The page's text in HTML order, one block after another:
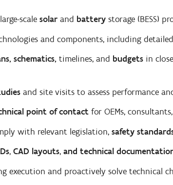
large-scale solar and battery storage (BESS)
and components, including
schematics, timelines, and budgets in
and site visits to assess performance
point of contact for OEMs,
with relevant legislation, safety
, CAD layouts, and technical
execution and proactively solve technical